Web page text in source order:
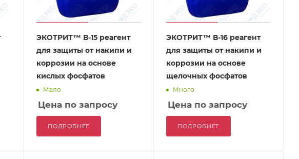
ЭКОТРИТ™ В-15 реагент
для защиты от накипи и
коррозии на основе
кислых фосфатов
Мало
Цена по запросу
ПОДРОБНЕЕ
ЭКОТРИТ™ В-16 реагент
для защиты от накипи и
коррозии на основе
щелочных фосфатов
Много
Цена по запросу
ПОДРОБНЕЕ